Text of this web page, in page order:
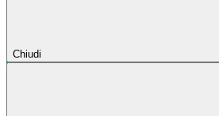
Chiudi